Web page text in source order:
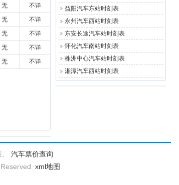
无
不详
无
不详
无
不详
无
不详
无 不详
益阳汽车东站时刻表
永州汽车西站时刻表
东安长途汽车站时刻表
怀化汽车南站时刻表
株洲中心汽车站时刻表
湘潭汽车西站时刻表
汽车票价查询
xml地图